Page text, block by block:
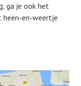
ga je ook het
heen-en-weertje